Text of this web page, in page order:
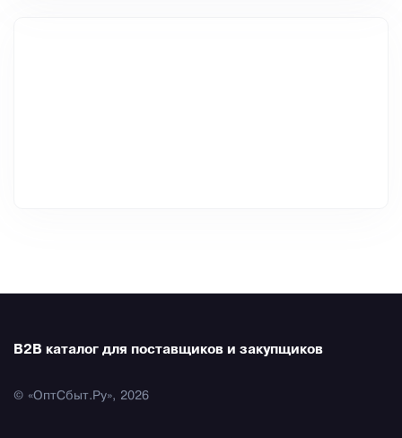
B2B каталог для поставщиков и закупщиков
© «ОптСбыт.Ру», 2026